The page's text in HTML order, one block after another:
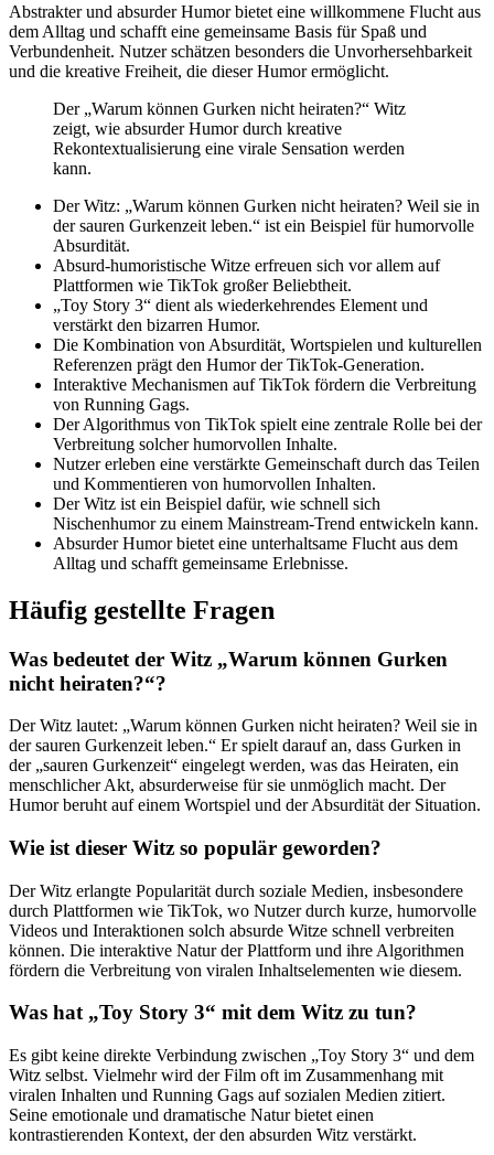
Abstrakter und absurder Humor bietet eine willkommene Flucht aus
dem Alltag und schafft eine gemeinsame Basis für Spaß und
Verbundenheit. Nutzer schätzen besonders die Unvorhersehbarkeit
und die kreative Freiheit, die dieser Humor ermöglicht.
Der „Warum können Gurken nicht heiraten?“ Witz
zeigt, wie absurder Humor durch kreative
Rekontextualisierung eine virale Sensation werden
kann.
Der Witz: „Warum können Gurken nicht heiraten? Weil sie in
der sauren Gurkenzeit leben.“ ist ein Beispiel für humorvolle
Absurdität.
Absurd-humoristische Witze erfreuen sich vor allem auf
Plattformen wie TikTok großer Beliebtheit.
„Toy Story 3“ dient als wiederkehrendes Element und
verstärkt den bizarren Humor.
Die Kombination von Absurdität, Wortspielen und kulturellen
Referenzen prägt den Humor der TikTok-Generation.
Interaktive Mechanismen auf TikTok fördern die Verbreitung
von Running Gags.
Der Algorithmus von TikTok spielt eine zentrale Rolle bei der
Verbreitung solcher humorvollen Inhalte.
Nutzer erleben eine verstärkte Gemeinschaft durch das Teilen
und Kommentieren von humorvollen Inhalten.
Der Witz ist ein Beispiel dafür, wie schnell sich
Nischenhumor zu einem Mainstream-Trend entwickeln kann.
Absurder Humor bietet eine unterhaltsame Flucht aus dem
Alltag und schafft gemeinsame Erlebnisse.
Häufig gestellte Fragen
Was bedeutet der Witz „Warum können Gurken
nicht heiraten?“?
Der Witz lautet: „Warum können Gurken nicht heiraten? Weil sie in
der sauren Gurkenzeit leben.“ Er spielt darauf an, dass Gurken in
der „sauren Gurkenzeit“ eingelegt werden, was das Heiraten, ein
menschlicher Akt, absurderweise für sie unmöglich macht. Der
Humor beruht auf einem Wortspiel und der Absurdität der Situation.
Wie ist dieser Witz so populär geworden?
Der Witz erlangte Popularität durch soziale Medien, insbesondere
durch Plattformen wie TikTok, wo Nutzer durch kurze, humorvolle
Videos und Interaktionen solch absurde Witze schnell verbreiten
können. Die interaktive Natur der Plattform und ihre Algorithmen
fördern die Verbreitung von viralen Inhaltselementen wie diesem.
Was hat „Toy Story 3“ mit dem Witz zu tun?
Es gibt keine direkte Verbindung zwischen „Toy Story 3“ und dem
Witz selbst. Vielmehr wird der Film oft im Zusammenhang mit
viralen Inhalten und Running Gags auf sozialen Medien zitiert.
Seine emotionale und dramatische Natur bietet einen
kontrastierenden Kontext, der den absurden Witz verstärkt.